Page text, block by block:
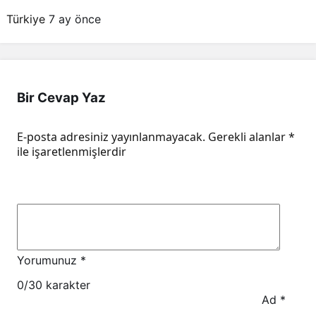
Türkiye 7 ay önce
Bir Cevap Yaz
E-posta adresiniz yayınlanmayacak. Gerekli alanlar*
ile işaretlenmişlerdir
Yorumunuz *
0/30 karakter
Ad *